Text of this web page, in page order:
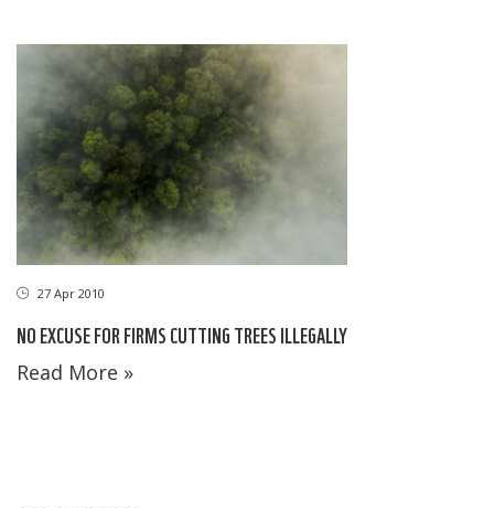
27 Apr 2010
NO EXCUSE FOR FIRMS CUTTING TREES ILLEGALLY
Read More »